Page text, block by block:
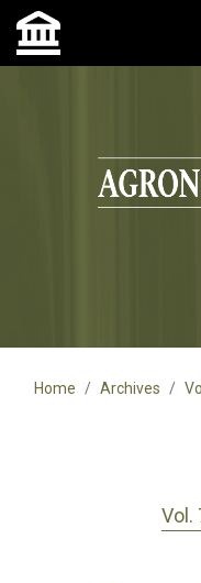
Agronomy Science,
czasopisma
Skip to main
Skip to main content
Skip to site footer
Main
Home Archives
Vol.